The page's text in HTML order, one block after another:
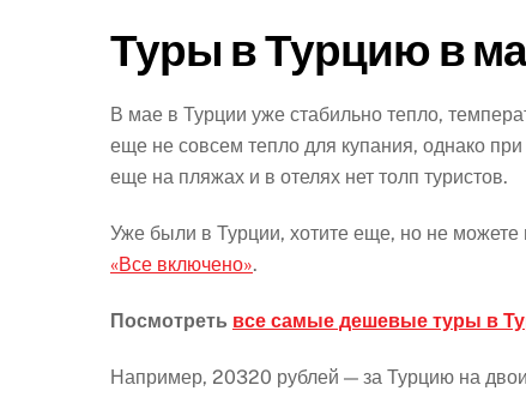
Туры в Турцию в
В мае в Турции уже стабильно тепло,
еще не совсем тепло для купания, однако
еще на пляжах и в отелях нет толп туристов.
Уже были в Турции, хотите еще, но не можете
«Все включено».
Посмотреть все самые дешевые туры в
Например, 20320 рублей — за Турцию на